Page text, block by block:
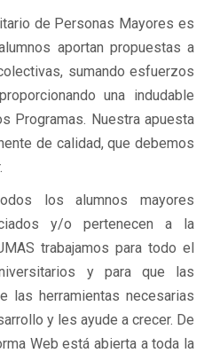
de Personas Mayores es
aportan propuestas a
sumando esfuerzos
una indudable
Programas. Nuestra apuesta
de calidad, que debemos
los alumnos mayores
y/o pertenecen a la
trabajamos para todo el
y para que las
las herramientas necesarias
y les ayude a crecer. De
Web está abierta a toda la